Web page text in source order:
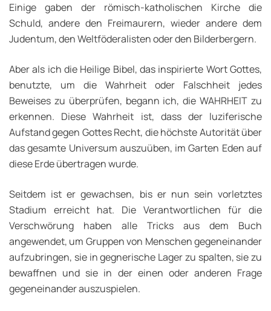
Einige gaben der römisch-katholischen Kirche die
Schuld, andere den Freimaurern, wieder andere dem
Judentum, den Weltföderalisten oder den Bilderbergern.
Aber als ich die Heilige Bibel, das inspirierte Wort Gottes,
benutzte, um die Wahrheit oder Falschheit jedes
Beweises zu überprüfen, begann ich, die WAHRHEIT zu
erkennen. Diese Wahrheit ist, dass der luziferische
Aufstand gegen Gottes Recht, die höchste Autorität über
das gesamte Universum auszuüben, im Garten Eden auf
diese Erde übertragen wurde.
Seitdem ist er gewachsen, bis er nun sein vorletztes
Stadium erreicht hat. Die Verantwortlichen für die
Verschwörung haben alle Tricks aus dem Buch
angewendet, um Gruppen von Menschen gegeneinander
aufzubringen, sie in gegnerische Lager zu spalten, sie zu
bewaffnen und sie in der einen oder anderen Frage
gegeneinander auszuspielen.